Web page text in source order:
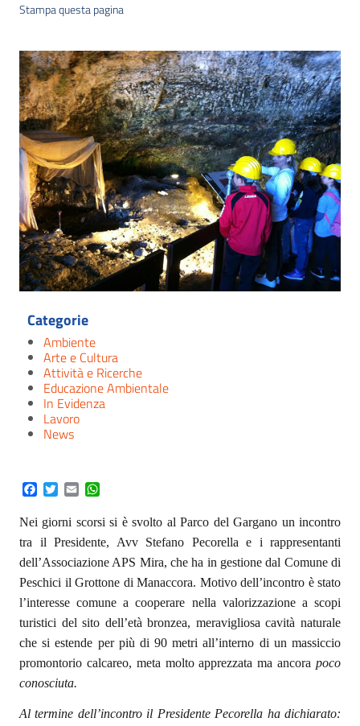
Stampa questa pagina
Categorie
Ambiente
Arte e Cultura
Attività e Ricerche
Educazione Ambientale
In Evidenza
Lavoro
News
Facebook
Twitter
Email
Nei giorni scorsi si è svolto al Parco del Gargano un incontro
tra il Presidente, Avv Stefano Pecorella e i rappresentanti
dell’Associazione APS Mira, che ha in gestione dal Comune di
Peschici il Grottone di Manaccora. Motivo dell’incontro è stato
l’interesse comune a cooperare nella valorizzazione a scopi
turistici del sito dell’età bronzea, meravigliosa cavità naturale
che si estende per più di 90 metri all’interno di un massiccio
promontorio calcareo, meta molto apprezzata ma ancora poco
conosciuta.
Al termine dell’incontro il Presidente Pecorella ha dichiarato: